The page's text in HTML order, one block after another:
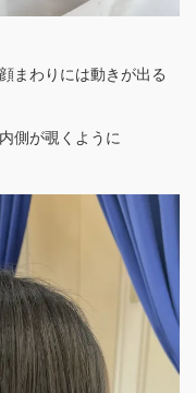
まわりには動きが出る
側が覗くように